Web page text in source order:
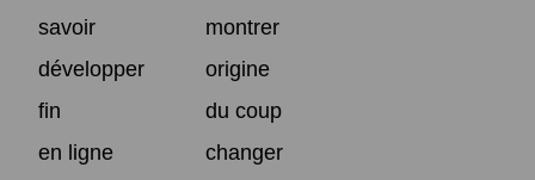
savoir
montrer
développer
origine
fin
du coup
en ligne
changer